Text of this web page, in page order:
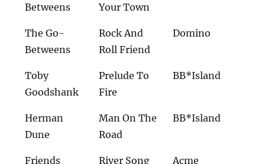
Betweens
Your Town
The Go-
Betweens
Rock And
Roll Friend
Domino
Toby
Goodshank
Prelude To
Fire
BB*Island
Herman
Dune
Man On The
Road
BB*Island
Friends River Song Acme